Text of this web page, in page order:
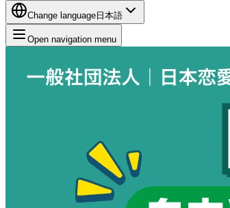
Change language 日本語
Open navigation menu